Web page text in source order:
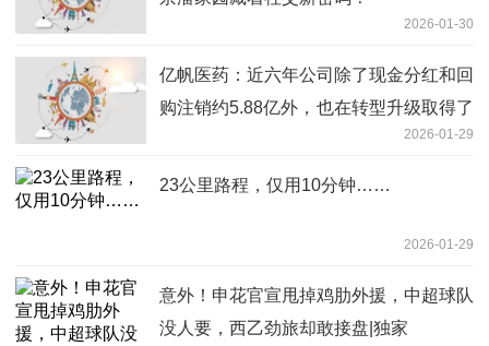
2026-01-30
亿帆医药：近六年公司除了现金分红和回
购注销约5.88亿外，也在转型升级取得了
2026-01-29
23公里路程，仅用10分钟……
2026-01-29
意外！申花官宣甩掉鸡肋外援，中超球队
没人要，西乙劲旅却敢接盘|独家